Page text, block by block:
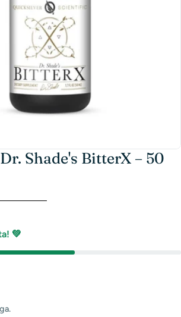
Shade's BitterX – 50
💚